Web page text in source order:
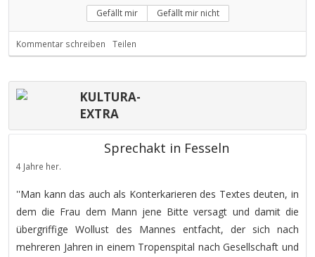
Gefällt mir Gefällt mir nicht
Kommentar schreiben Teilen
KULTURA-
EXTRA
Sprechakt in Fesseln
4 Jahre her.
''Man kann das auch als Konterkarieren des Textes deuten, in
dem die Frau dem Mann jene Bitte versagt und damit die
übergriffige Wollust des Mannes entfacht, der sich nach
mehreren Jahren in einem Tropenspital nach Gesellschaft und